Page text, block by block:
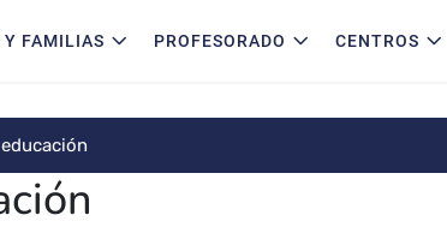
Y FAMILIAS PROFESORADO CENTROS